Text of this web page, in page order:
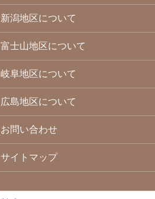
新潟地区について
富士山地区について
岐阜地区について
広島地区について
お問い合わせ
サイトマップ